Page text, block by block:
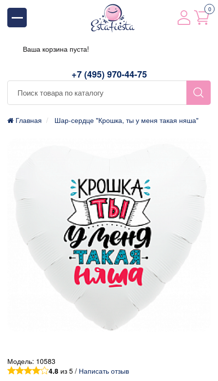
+7 (495) 970-44-75
0
Ваша корзина пуста!
Главная Шар-сердце "Крошка, ты у меня такая няша"
Модель: 10583
4.8 из 5 / Написать отзыв